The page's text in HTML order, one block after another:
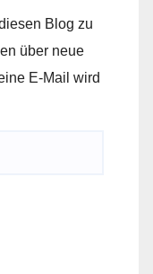
Blog zu
über neue
E-Mail wird